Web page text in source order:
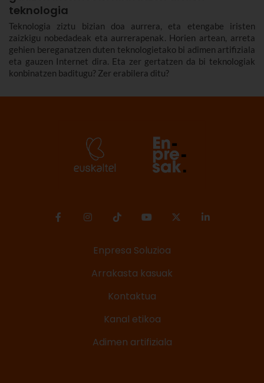
teknologia
Teknologia ziztu bizian doa aurrera, eta etengabe iristen
zaizkigu nobedadeak eta aurrerapenak. Horien artean, arreta
gehien bereganatzen duten teknologietako bi adimen artifiziala
eta gauzen Internet dira. Eta zer gertatzen da bi teknologiak
konbinatzen baditugu? Zer erabilera ditu?
Enpresa Soluzioa
Arrakasta kasuak
Kontaktua
Kanal etikoa
Adimen artifiziala